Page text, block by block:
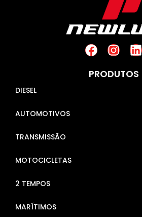
PRODUTOS
DIESEL
AUTOMOTIVOS
TRANSMISSÃO
MOTOCICLETAS
2 TEMPOS
MARÍTIMOS